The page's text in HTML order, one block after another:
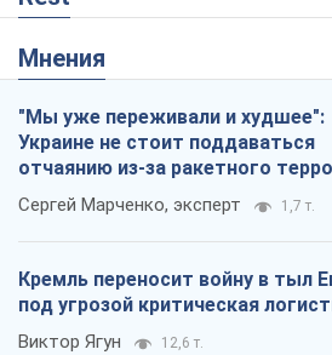
Мнения
"Мы уже переживали и худшее":
Украине не стоит поддаваться
отчаянию из-за ракетного
Сергей Марченко, эксперт 1,7 т.
Кремль переносит войну в тыл
под угрозой критическая
Виктор Ягун 12,6 т.